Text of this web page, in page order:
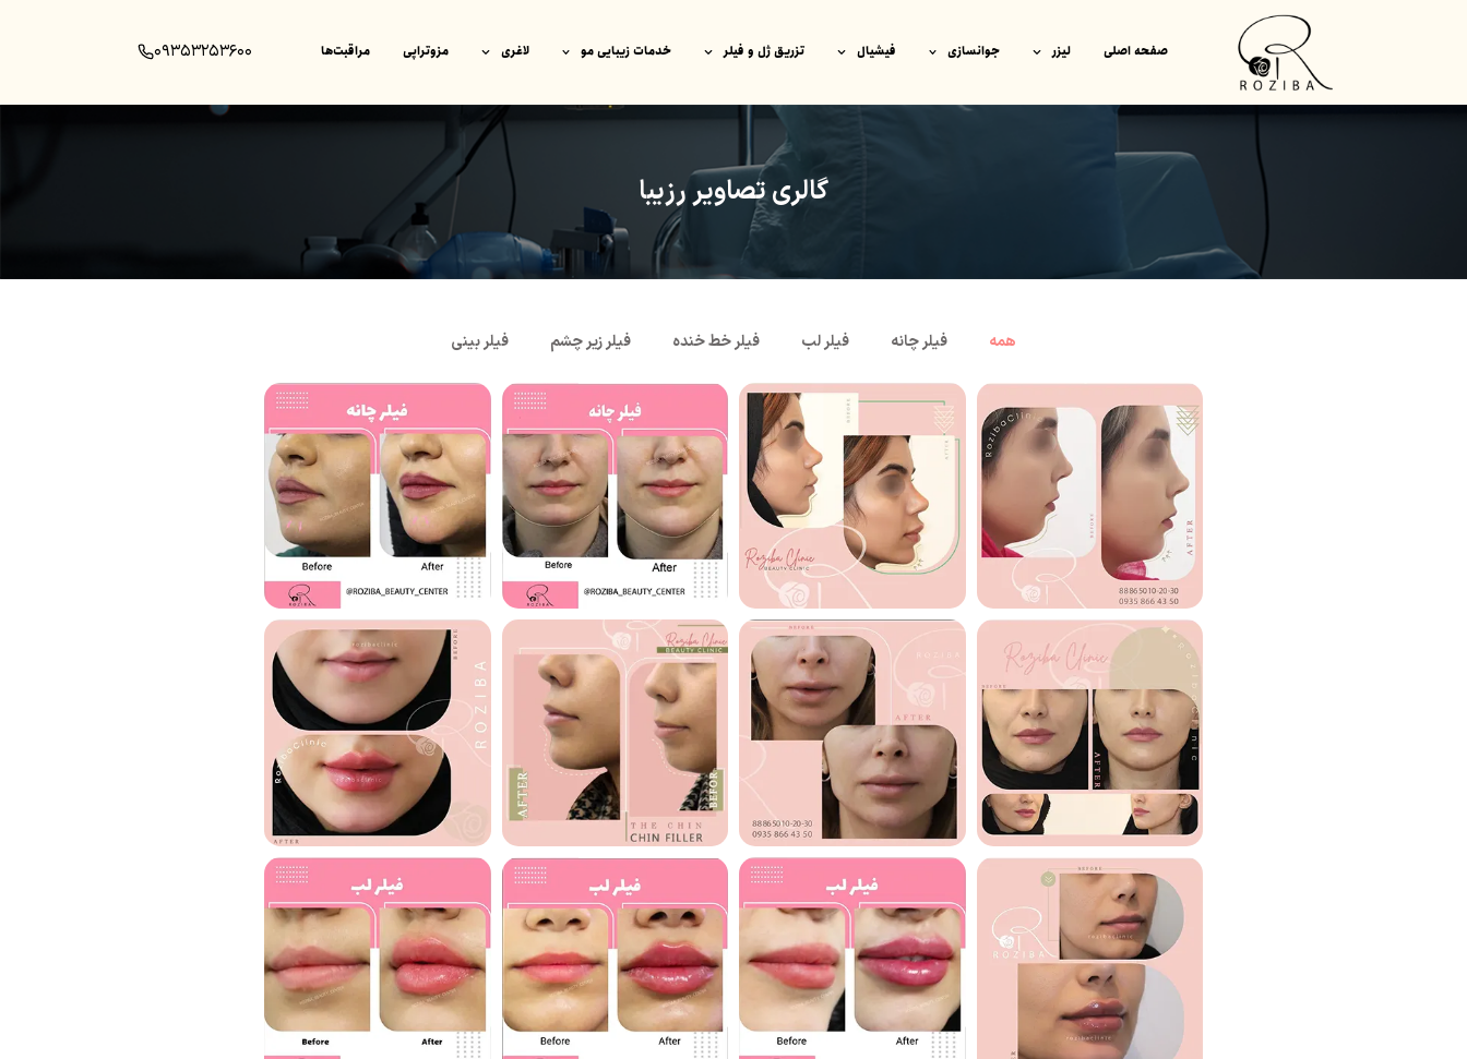
صفحه اصلی لیزر جوانسازی فیشیال تزریق ژل و فیلر خدمات زیبایی مو لاغری مزوتراپی مراقبت‌ها ۰۹۳۵۳۲۵۳۶۰۰
گالری تصاویر رزیبا
همه فیلر چانه فیلر لب فیلر خط خنده فیلر زیر چشم فیلر بینی